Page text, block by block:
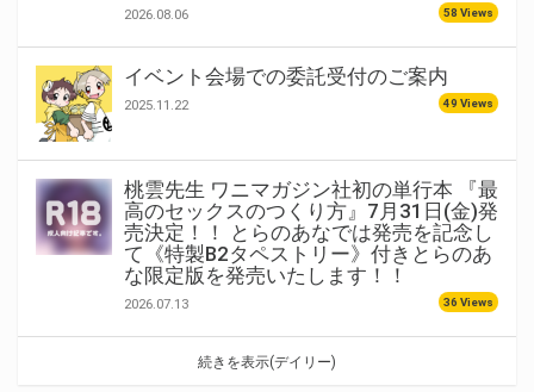
2026.08.06 58 Views
イベント会場での委託受付のご案内
2025.11.22 49 Views
桃雲先生 ワニマガジン社初の単行本 『最
高のセックスのつくり方』7月31日(金)発
売決定！！ とらのあなでは発売を記念し
て《特製B2タペストリー》付きとらのあ
な限定版を発売いたします！！
2026.07.13 36 Views
続きを表示(デイリー)